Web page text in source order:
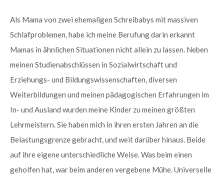
Als Mama von zwei ehemaligen Schreibabys mit massiven
Schlafproblemen, habe ich meine Berufung darin erkannt
Mamas in ähnlichen Situationen nicht allein zu lassen. Neben
meinen Studienabschlüssen in Sozialwirtschaft und
Erziehungs- und Bildungswissenschaften, diversen
Weiterbildungen und meinen pädagogischen Erfahrungen im
In- und Ausland wurden meine Kinder zu meinen größten
Lehrmeistern. Sie haben mich in ihren ersten Jahren an die
Belastungsgrenze gebracht, und weit darüber hinaus. Beide
auf ihre eigene unterschiedliche Weise. Was beim einen
geholfen hat, war beim anderen vergebene Mühe. Universelle